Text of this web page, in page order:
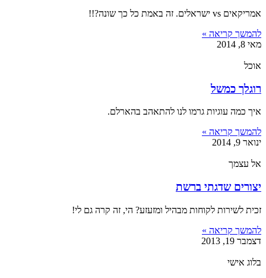
אמריקאים vs ישראלים. זה באמת כל כך שונה?!!
להמשך קריאה »
מאי 8, 2014
אוכל
רוגלך כמשל
איך כמה עוגיות גרמו לנו להתאהב בהארלם.
להמשך קריאה »
ינואר 9, 2014
אל עצמך
יצורים שדגתי ברשת
זכית לשירות לקוחות מבהיל ומזעזע? הי, זה קרה גם לי!
להמשך קריאה »
דצמבר 19, 2013
בלוג אישי